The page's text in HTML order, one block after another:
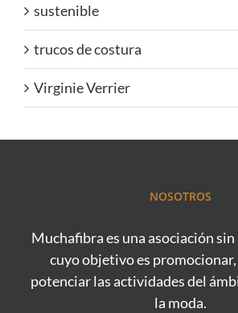
sustenible
trucos de costura
Virginie Verrier
NOSOTROS
Muchafibra es una asociación
cuyo objetivo es
potenciar las actividades del
la moda.